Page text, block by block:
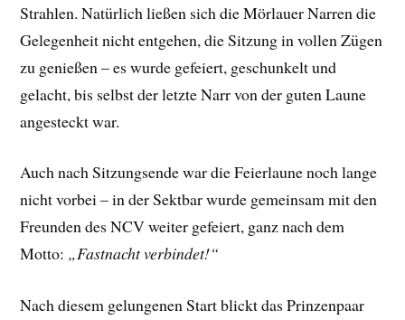
Strahlen. Natürlich ließen sich die Mörlauer Narren die
Gelegenheit nicht entgehen, die Sitzung in vollen Zügen
zu genießen – es wurde gefeiert, geschunkelt und
gelacht, bis selbst der letzte Narr von der guten Laune
angesteckt war.
Auch nach Sitzungsende war die Feierlaune noch lange
nicht vorbei – in der Sektbar wurde gemeinsam mit den
Freunden des NCV weiter gefeiert, ganz nach dem
Motto: „Fastnacht verbindet!“
Nach diesem gelungenen Start blickt das Prinzenpaar